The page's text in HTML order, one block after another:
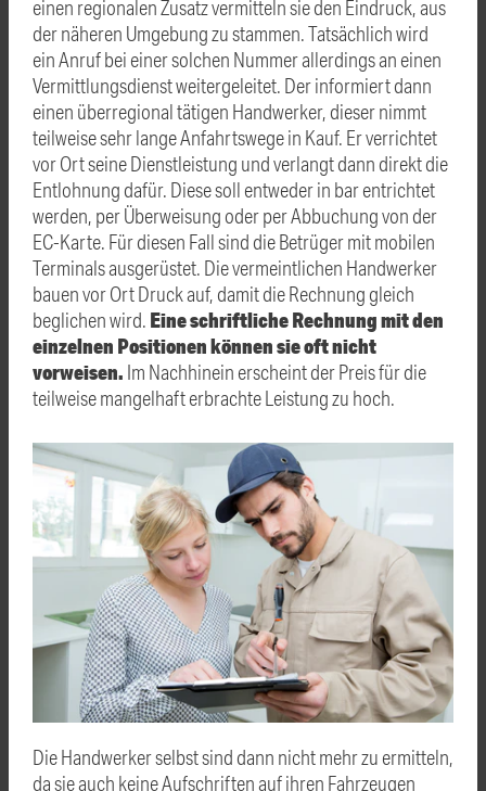
einen regionalen Zusatz vermitteln sie den Eindruck, aus
der näheren Umgebung zu stammen. Tatsächlich wird
ein Anruf bei einer solchen Nummer allerdings an einen
Vermittlungsdienst weitergeleitet. Der informiert dann
einen überregional tätigen Handwerker, dieser nimmt
teilweise sehr lange Anfahrtswege in Kauf. Er verrichtet
vor Ort seine Dienstleistung und verlangt dann direkt die
Entlohnung dafür. Diese soll entweder in bar entrichtet
werden, per Überweisung oder per Abbuchung von der
EC-Karte. Für diesen Fall sind die Betrüger mit mobilen
Terminals ausgerüstet. Die vermeintlichen Handwerker
bauen vor Ort Druck auf, damit die Rechnung gleich
beglichen wird. Eine schriftliche Rechnung mit den
einzelnen Positionen können sie oft nicht
vorweisen. Im Nachhinein erscheint der Preis für die
teilweise mangelhaft erbrachte Leistung zu hoch.
Die Handwerker selbst sind dann nicht mehr zu ermitteln,
da sie auch keine Aufschriften auf ihren Fahrzeugen